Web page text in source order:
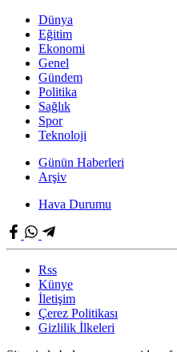
Dünya
Eğitim
Ekonomi
Genel
Gündem
Politika
Sağlık
Spor
Teknoloji
Günün Haberleri
Arşiv
Hava Durumu
Rss
Künye
İletişim
Çerez Politikası
Gizlilik İlkeleri